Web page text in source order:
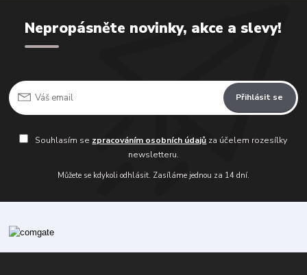
Nepropásněte novinky, akce a slevy!
Přihlásit se
Souhlasím se zpracováním osobních údajů za účelem rozesílky
newsletteru.
Můžete se kdykoli odhlásit. Zasíláme jednou za 14 dní.